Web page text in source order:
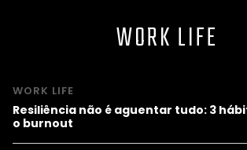
WORK LIFE
WORK LIFE
Resiliência não é aguentar tudo: 3
o burnout